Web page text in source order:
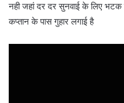
नही जहां दर दर सुनवाई के लिए भटक
कप्तान के पास गुहार लगाई है